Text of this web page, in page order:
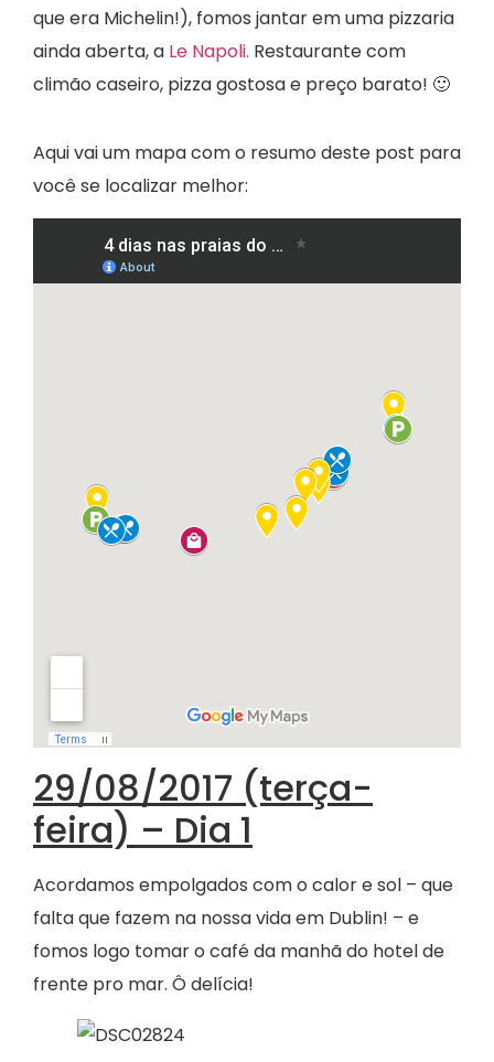
que era Michelin!), fomos jantar em uma pizzaria
ainda aberta, a Le Napoli. Restaurante com
climão caseiro, pizza gostosa e preço barato! 🙂
Aqui vai um mapa com o resumo deste post para
você se localizar melhor:
29/08/2017 (terça-
feira) – Dia 1
Acordamos empolgados com o calor e sol – que
falta que fazem na nossa vida em Dublin! – e
fomos logo tomar o café da manhã do hotel de
frente pro mar. Ô delícia!